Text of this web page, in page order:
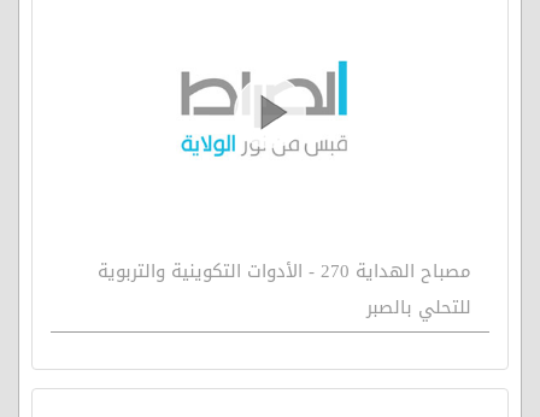
مصباح الهداية 270 - الأدوات التكوينية والتربوية
للتحلي بالصبر